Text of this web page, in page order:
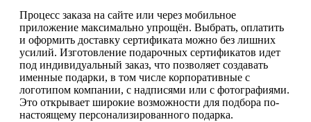
Процесс заказа на сайте или через мобильное
приложение максимально упрощён. Выбрать, оплатить
и оформить доставку сертификата можно без лишних
усилий. Изготовление подарочных сертификатов идет
под индивидуальный заказ, что позволяет создавать
именные подарки, в том числе корпоративные с
логотипом компании, с надписями или с фотографиями.
Это открывает широкие возможности для подбора по-
настоящему персонализированного подарка.